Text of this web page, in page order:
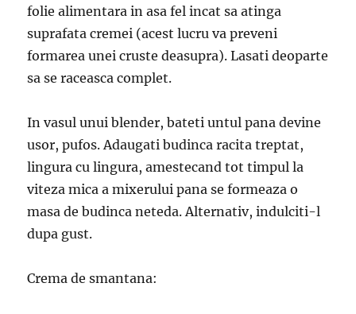
folie alimentara in asa fel incat sa atinga
suprafata cremei (acest lucru va preveni
formarea unei cruste deasupra). Lasati deoparte
sa se raceasca complet.
In vasul unui blender, bateti untul pana devine
usor, pufos. Adaugati budinca racita treptat,
lingura cu lingura, amestecand tot timpul la
viteza mica a mixerului pana se formeaza o
masa de budinca neteda. Alternativ, indulciti-l
dupa gust.
Crema de smantana: